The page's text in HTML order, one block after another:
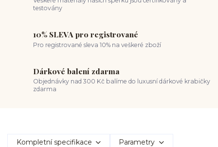
testovány
10% SLEVA pro registrované
Pro registrované sleva 10% na veškeré zboží
Dárkové balení zdarma
Objednávky nad 300 Kč balíme do luxusní dárkové krabičky
zdarma
Kompletní specifikace Parametry